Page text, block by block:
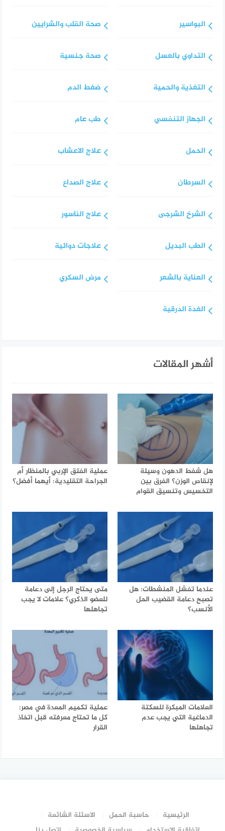
البواسير
التداوي بالعسل
التغذية والحمية
الجهاز التنفسي
الحمل
السرطان
الشرخ الشرجى
الطب البديل
العناية بالشعر
الغدة الدرقية
صحة القلب والشرايين
صحة جنسية
ضغط الدم
طب عام
علاج الاعشاب
علاج الصداع
علاج الناسور
علاجات دوائية
مرض السكري
أشهر المقالات
هل شفط الدهون وسيلة
لإنقاص الوزن؟ الفرق بين
التخسيس وتنسيق القوام
عملية الفتق الإربي بالمنظار أم
الجراحة التقليدية: أيهما أفضل؟
عندما تفشل المنشطات: هل
تصبح دعامة القضيب الحل
الأنسب؟
متى يحتاج الرجل إلى دعامة
للعضو الذكري؟ علامات لا يجب
تجاهلها
العلامات المبكرة للسكتة
الدماغية التي يجب عدم
تجاهلها
عملية تكميم المعدة في مصر:
كل ما تحتاج معرفته قبل اتخاذ
القرار
الرئيسية حاسبة الحمل
الاسئلة الشائعة